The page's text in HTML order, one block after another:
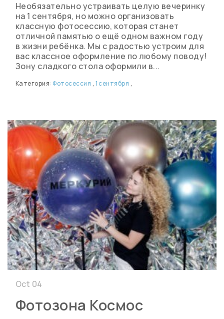
Необязательно устраивать целую вечеринку
на 1 сентября, но можно организовать
классную фотосессию, которая станет
отличной памятью о ещё одном важном году
в жизни ребёнка. Мы с радостью устроим для
вас классное оформление по любому поводу!
Зону сладкого стола оформили в...
Категория: Фотосессия , 1 сентября ,
Фотозона Космос
Oct 04